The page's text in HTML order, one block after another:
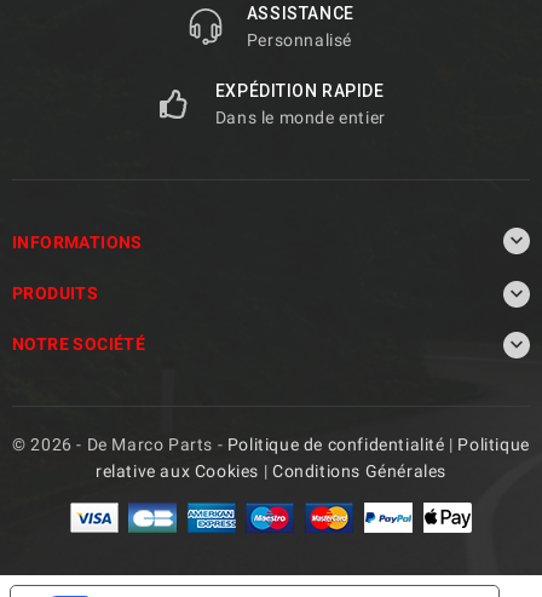
ASSISTANCE
Personnalisé
EXPÉDITION RAPIDE
Dans le monde entier
INFORMATIONS 
PRODUITS 
NOTRE SOCIÉTÉ 
© 2026 - De Marco Parts - Politique de confidentialité | Politique
relative aux Cookies | Conditions Générales